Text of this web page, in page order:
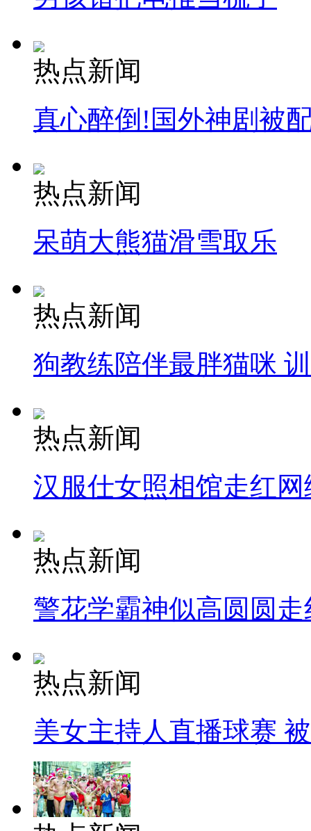
热点新闻
真心醉倒!国外神剧被
热点新闻
呆萌大熊猫滑雪取乐
热点新闻
狗教练陪伴最胖猫咪
热点新闻
汉服仕女照相馆走红网
热点新闻
警花学霸神似高圆圆走
热点新闻
美女主持人直播球赛